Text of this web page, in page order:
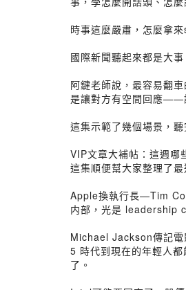
時事這麼嚴肅，怎麼拿
國際新聞聽起來都是大
阿鍵老師說，最容易翻
是讓對方有空間回應——
這集示範了幾個場景，
VIP文章大補帖：這週哪
這集順便幫大家整理了
Apple換執行長—Tim
内部，光是 leadership
Michael Jackson傳記
5 時代到現在的年輕人
了。